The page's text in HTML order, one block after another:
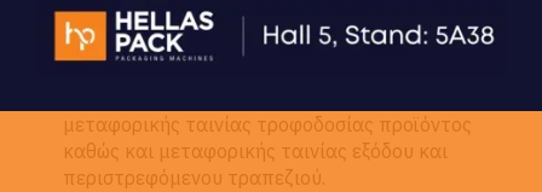
ημερομηνίας, λογότυπου, κειμένου, εικόνας,
barcode κ.α. πάνω στη συσκευασία.
μεταφορικής ταινίας τροφοδοσίας προϊόντος
καθώς και μεταφορικής ταινίας εξόδου και
περιστρεφόμενου τραπεζιού.